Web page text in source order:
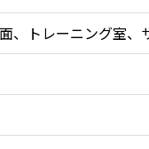
、トレーニング室、